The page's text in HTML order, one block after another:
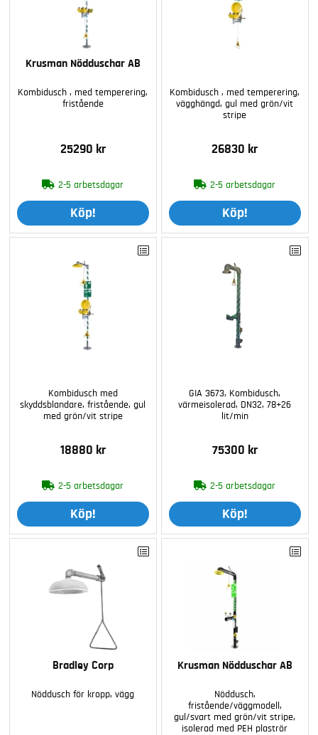
Krusman Nödduschar AB
Kombidusch , med temperering,
fristående
25290 kr
2-5 arbetsdagar
Köp!
Kombidusch , med temperering,
vägghängd, gul med grön/vit
stripe
26830 kr
2-5 arbetsdagar
Köp!
Kombidusch med
skyddsblandare, fristående, gul
med grön/vit stripe
18880 kr
2-5 arbetsdagar
Köp!
GIA 3673, Kombidusch,
värmeisolerad, DN32, 78+26
lit/min
75300 kr
2-5 arbetsdagar
Köp!
Bradley Corp
Nöddusch för kropp, vägg
Krusman Nödduschar AB
Nöddusch,
fristående/väggmodell,
gul/svart med grön/vit stripe,
isolerad med PEH plaströr